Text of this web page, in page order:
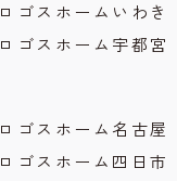
ロゴスホームいわき
ロゴスホーム宇都宮
ロゴスホーム名古屋
ロゴスホーム四日市